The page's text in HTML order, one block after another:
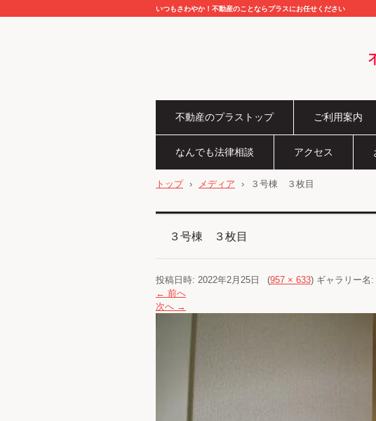
いつもさわやか！不動産のことならプラスにお任せください
不動産のプラストップ ご利用案内
なんでも法律相談 アクセス
トップ › メディア › ３号棟 ３枚目
３号棟 ３枚目
投稿日時: 2022年2月25日 (957 × 633) ギャラリー名:
← 前へ
次へ →